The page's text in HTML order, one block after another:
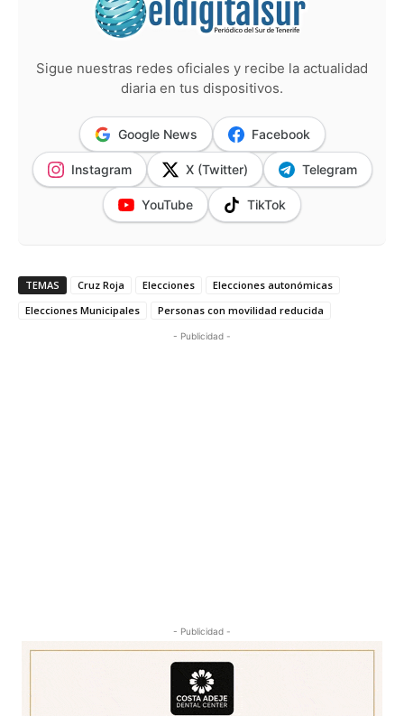
Sigue nuestras redes oficiales y recibe la actualidad
diaria en tus dispositivos.
Google News Facebook
Instagram X (Twitter) Telegram
YouTube TikTok
TEMAS Cruz Roja Elecciones
Elecciones autonómicas
Elecciones Municipales
Personas con movilidad reducida
- Publicidad -
- Publicidad -